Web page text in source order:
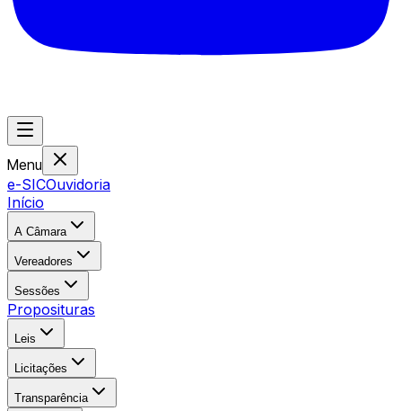
Menu
e-SICOuvidoria
Início
A Câmara
Vereadores
Sessões
Proposituras
Leis
Licitações
Transparência